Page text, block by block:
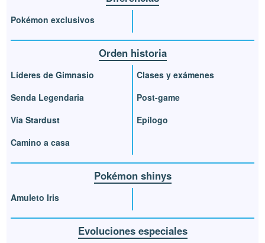
Pokémon exclusivos
Orden historia
Líderes de Gimnasio
Senda Legendaria
Vía Stardust
Camino a casa
Clases y exámenes
Post-game
Epílogo
Pokémon shinys
Amuleto Iris
Evoluciones especiales